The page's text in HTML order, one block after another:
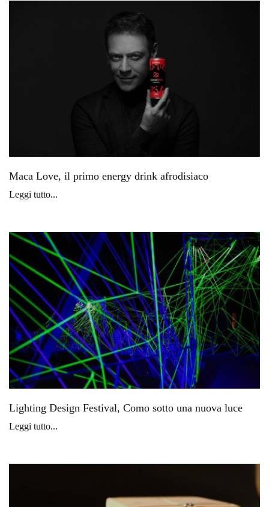
Maca Love, il primo energy drink afrodisiaco
Leggi tutto...
Lighting Design Festival, Como sotto una nuova luce
Leggi tutto...